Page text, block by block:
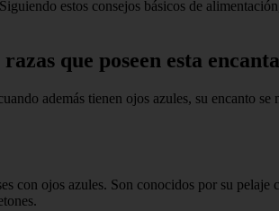
estos consejos básicos de
que poseen esta
además tienen ojos azules, su encanto
con ojos azules. Son conocidos por su